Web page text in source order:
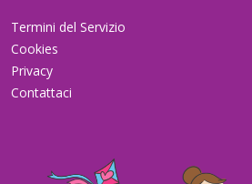
Termini del Servizio
Cookies
Privacy
Contattaci